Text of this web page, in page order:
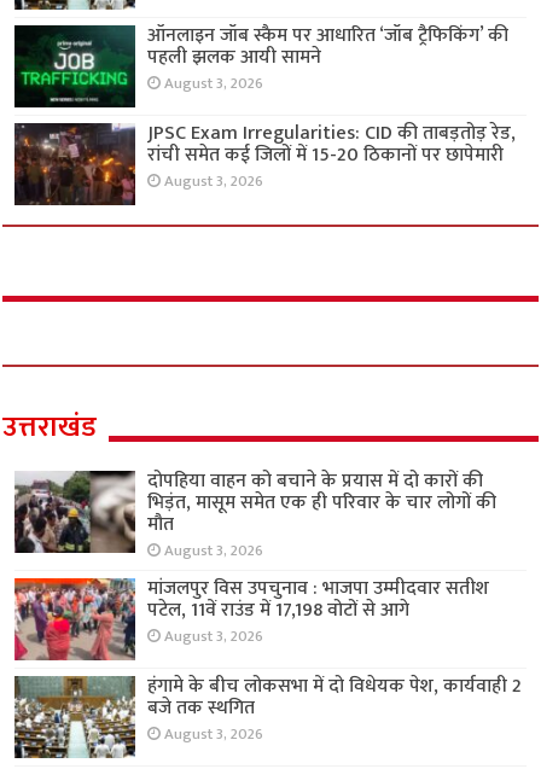
ऑनलाइन जॉब स्कैम पर आधारित ‘जॉब ट्रैफिकिंग’ की
पहली झलक आयी सामने
August 3, 2026
JPSC Exam Irregularities: CID की ताबड़तोड़ रेड,
रांची समेत कई जिलों में 15-20 ठिकानों पर छापेमारी
August 3, 2026
उत्तराखंड
दोपहिया वाहन को बचाने के प्रयास में दो कारों की
भिड़ंत, मासूम समेत एक ही परिवार के चार लोगों की
मौत
August 3, 2026
मांजलपुर विस उपचुनाव : भाजपा उम्मीदवार सतीश
पटेल, 11वें राउंड में 17,198 वोटों से आगे
August 3, 2026
हंगामे के बीच लोकसभा में दो विधेयक पेश, कार्यवाही 2
बजे तक स्थगित
August 3, 2026